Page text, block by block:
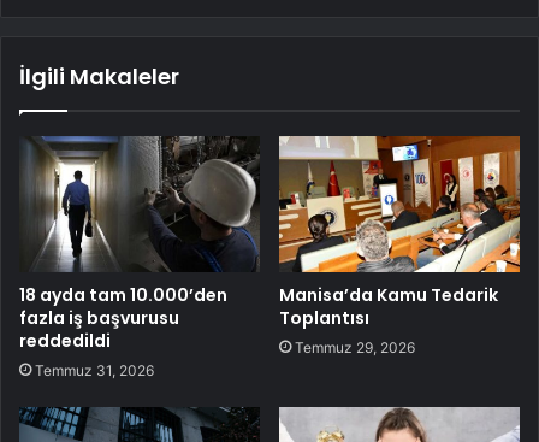
İlgili Makaleler
18 ayda tam 10.000’den
fazla iş başvurusu
reddedildi
Temmuz 31, 2026
Manisa’da Kamu Tedarik
Toplantısı
Temmuz 29, 2026